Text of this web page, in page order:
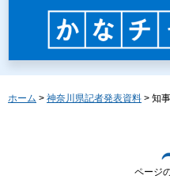
ホーム > 神奈川県記者発表資料 > 知
ページ